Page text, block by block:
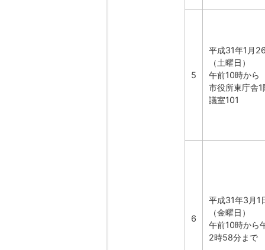
5
平成31年1月
（土曜日）
午前10時から
市役所東庁舎1
議室101
6
平成31年3月1
（金曜日）
午前10時から
2時58分まで